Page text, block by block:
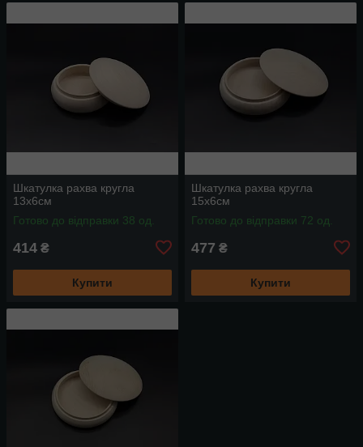
Шкатулка рахва кругла
13x6см
Готово до відправки 38 од.
414 ₴
Купити
Шкатулка рахва кругла
15x6см
Готово до відправки 72 од.
477 ₴
Купити